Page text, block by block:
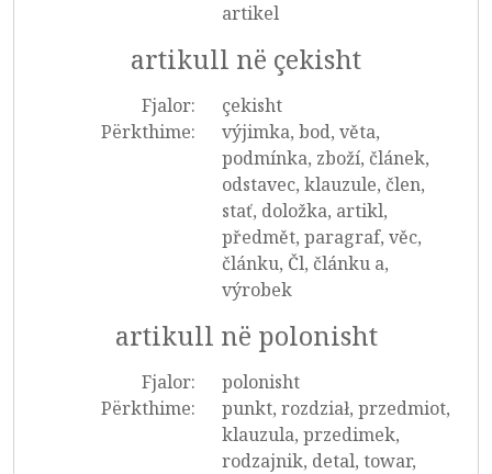
artikel
artikull në çekisht
Fjalor:
çekisht
Përkthime:
výjimka, bod, věta,
podmínka, zboží, článek,
odstavec, klauzule, člen,
stať, doložka, artikl,
předmět, paragraf, věc,
článku, Čl, článku a,
výrobek
artikull në polonisht
Fjalor:
polonisht
Përkthime:
punkt, rozdział, przedmiot,
klauzula, przedimek,
rodzajnik, detal, towar,